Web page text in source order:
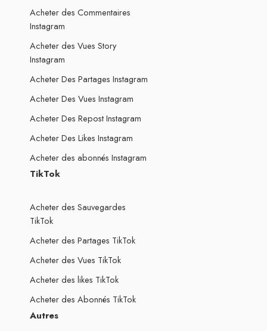
Acheter des Commentaires
Instagram
Acheter des Vues Story
Instagram
Acheter Des Partages Instagram
Acheter Des Vues Instagram
Acheter Des Repost Instagram
Acheter Des Likes Instagram
Acheter des abonnés Instagram
TikTok
Acheter des Sauvegardes
TikTok
Acheter des Partages TikTok
Acheter des Vues TikTok
Acheter des likes TikTok
Acheter des Abonnés TikTok
Autres